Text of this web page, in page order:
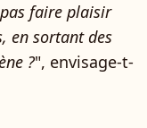
faire plaisir
en sortant des
?", envisage-t-